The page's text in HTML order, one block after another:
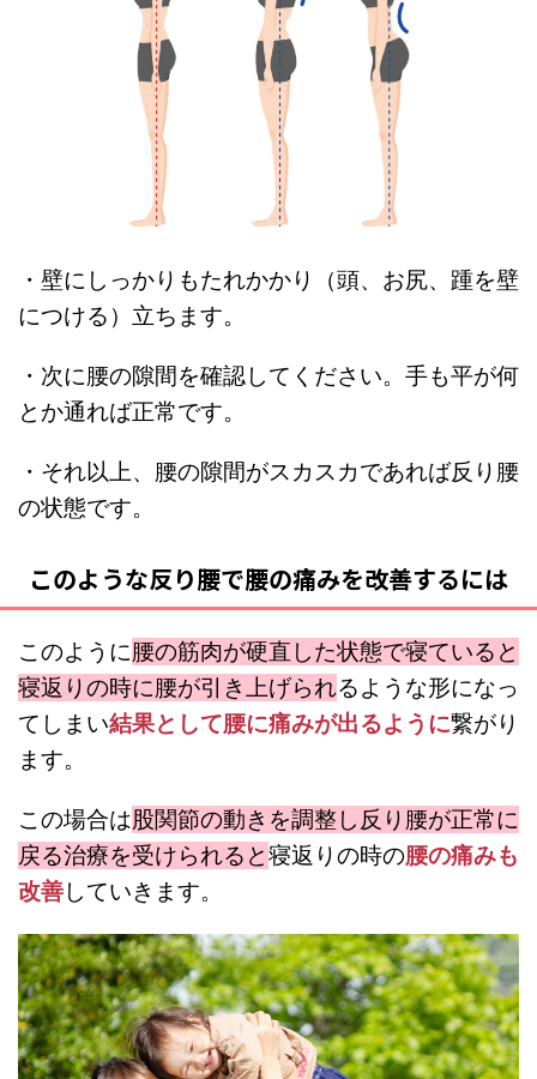
・壁にしっかりもたれかかり（頭、お尻、踵を壁
につける）立ちます。
・次に腰の隙間を確認してください。手も平が何
とか通れば正常です。
・それ以上、腰の隙間がスカスカであれば反り腰
の状態です。
このような反り腰で腰の痛みを改善するには
このように腰の筋肉が硬直した状態で寝ていると
寝返りの時に腰が引き上げられるような形になっ
てしまい結果として腰に痛みが出るように繋がり
ます。
この場合は股関節の動きを調整し反り腰が正常に
戻る治療を受けられると寝返りの時の腰の痛みも
改善していきます。